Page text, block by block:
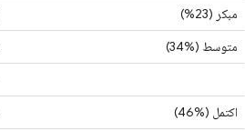
مبكر (23%)
متوسط (‎34%)
اكتمل (‎46%)